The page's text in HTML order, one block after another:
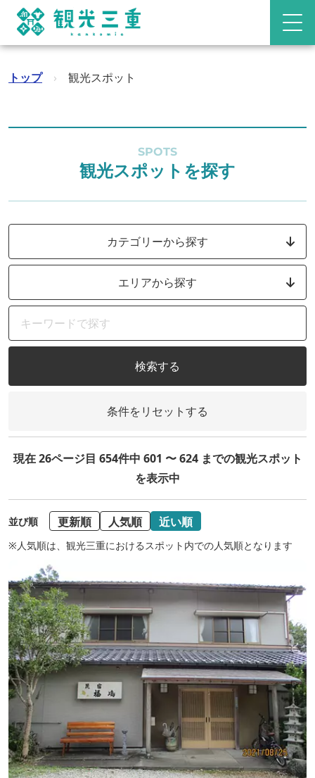
トップ › 観光スポット
SPOTS
観光スポットを探す
カテゴリーから探す
エリアから探す
検索する
条件をリセットする
現在 26ページ目 654件中 601 〜 624 までの観光スポット
を表示中
並び順 更新順 人気順 近い順
※人気順は、観光三重におけるスポット内での人気順となります